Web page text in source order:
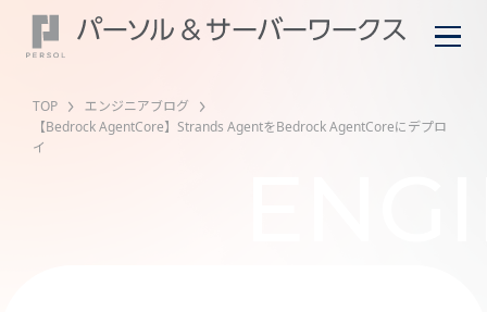
TOP
エンジニアブログ
【Bedrock AgentCore】Strands AgentをBedrock AgentCoreにデプロ
イ